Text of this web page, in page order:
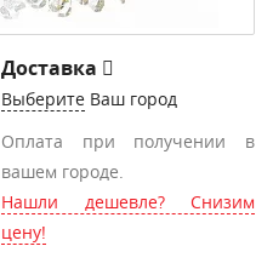
Доставка
Выберите Ваш город
Оплата при получении в
вашем городе.
Нашли дешевле? Снизим
цену!